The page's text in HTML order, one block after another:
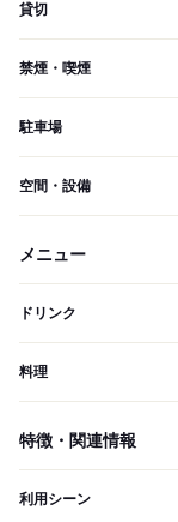
貸切
禁煙・喫煙
駐車場
空間・設備
メニュー
ドリンク
料理
特徴・関連情報
利用シーン